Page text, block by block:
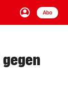
account_circle
Anmelden
Abo
Schließen